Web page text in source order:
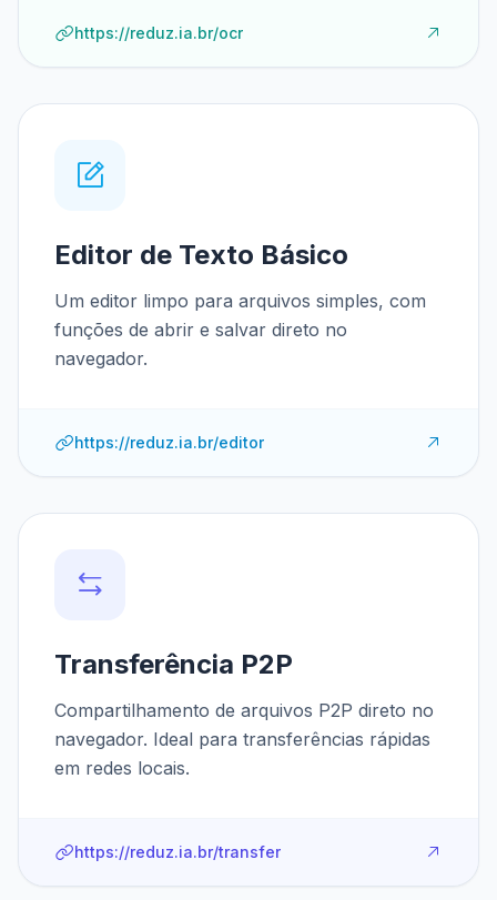
https://reduz.ia.br/ocr
Editor de Texto Básico
Um editor limpo para arquivos simples, com
funções de abrir e salvar direto no
navegador.
https://reduz.ia.br/editor
Transferência P2P
Compartilhamento de arquivos P2P direto no
navegador. Ideal para transferências rápidas
em redes locais.
https://reduz.ia.br/transfer